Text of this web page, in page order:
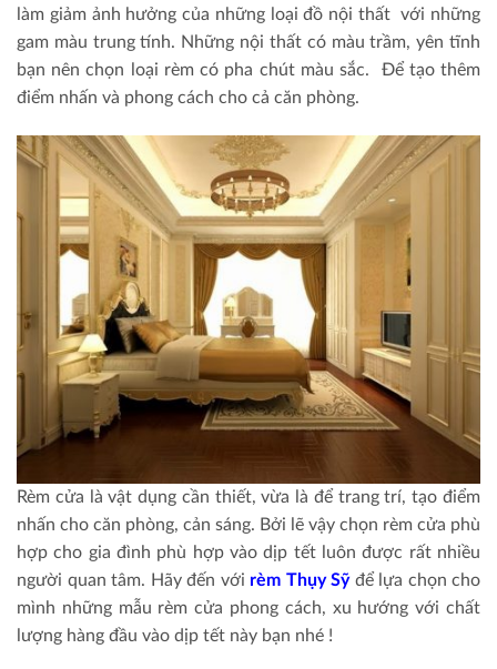
làm giảm ảnh hưởng của những loại đồ nội thất với những
gam màu trung tính. Những nội thất có màu trầm, yên tĩnh
bạn nên chọn loại rèm có pha chút màu sắc. Để tạo thêm
điểm nhấn và phong cách cho cả căn phòng.
Rèm cửa là vật dụng cần thiết, vừa là để trang trí, tạo điểm
nhấn cho căn phòng, cản sáng. Bởi lẽ vậy chọn rèm cửa phù
hợp cho gia đình phù hợp vào dịp tết luôn được rất nhiều
người quan tâm. Hãy đến với rèm Thụy Sỹđể lựa chọn cho
mình những mẫu rèm cửa phong cách, xu hướng với chất
lượng hàng đầu vào dịp tết này bạn nhé !